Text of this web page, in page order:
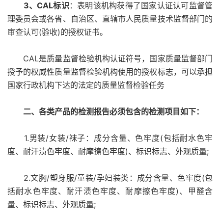
3、CAL标识：表明该机构获得了国家认证认可监督管
理委员会或各省、自治区、直辖市人民质量技术监督部门的
审查认可(验收)的授权证书。
CAL是质量监督检验机构认证符号，国家质量监督部门
授予的权威性质量监督检验机构使用的授权标志，可以承担
国家行政机构下达的法定的质量监督检验任务
二、各类产品的检测报告必须包含的检测项目如下：
1.男装/女装/袜子：成分含量、色牢度(包括耐水色牢
度、耐汗渍色牢度、耐摩擦色牢度)、标识标志、外观质量;
2.文胸/塑身服/童装/孕妇装类：成分含量、色牢度(包
括耐水色牢度、耐汗渍色牢度、耐摩擦色牢度)、甲醛含
量、标识标志、外观质量;